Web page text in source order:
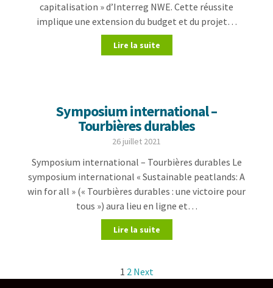
capitalisation » d’Interreg NWE. Cette réussite
implique une extension du budget et du projet…
Lire la suite
Symposium international –
Tourbières durables
26 juillet 2021
Symposium international – Tourbières durables Le
symposium international « Sustainable peatlands: A
win for all » (« Tourbières durables : une victoire pour
tous ») aura lieu en ligne et…
Lire la suite
1 2 Next